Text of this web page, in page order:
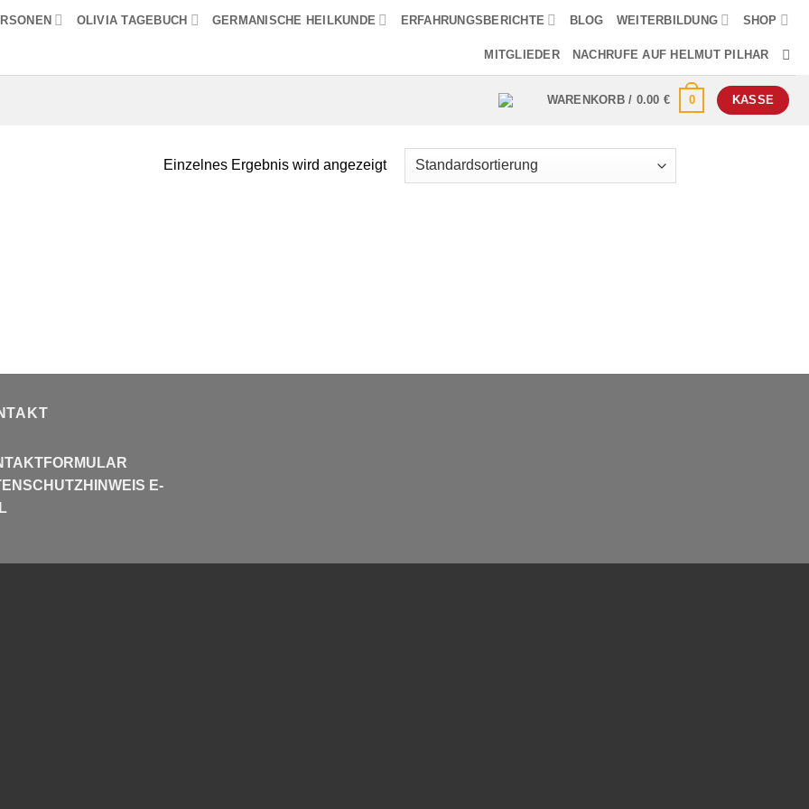
OLIVIA TAGEBUCH GERMANISCHE HEILKUNDE ERFAHRUNGSBERICHTE BLOG WEITERBILDUNG SHOP
MITGLIEDER NACHRUFE AUF HELMUT PILHAR
WARENKORB / 0.00 € 0 KASSE
Einzelnes Ergebnis wird angezeigt
E-